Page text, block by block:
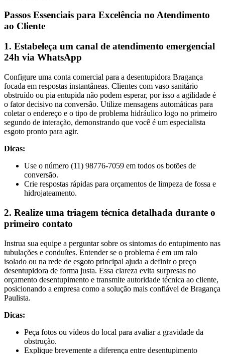
Passos Essenciais para Excelência no Atendimento
ao Cliente
1. Estabeleça um canal de atendimento emergencial
24h via WhatsApp
Configure uma conta comercial para a desentupidora Bragança
focada em respostas instantâneas. Clientes com vaso sanitário
obstruído ou pia entupida não podem esperar, por isso a agilidade é
o fator decisivo na conversão. Utilize mensagens automáticas para
coletar o endereço e o tipo de problema hidráulico logo no primeiro
segundo de interação, demonstrando que você é um especialista
esgoto pronto para agir.
Dicas:
Use o número (11) 98776-7059 em todos os botões de
conversão.
Crie respostas rápidas para orçamentos de limpeza de fossa e
hidrojateamento.
2. Realize uma triagem técnica detalhada durante o
primeiro contato
Instrua sua equipe a perguntar sobre os sintomas do entupimento nas
tubulações e conduítes. Entender se o problema é em um ralo
isolado ou na rede de esgoto principal ajuda a definir o preço
desentupidora de forma justa. Essa clareza evita surpresas no
orçamento desentupimento e transmite autoridade técnica ao cliente,
posicionando a empresa como a solução mais confiável de Bragança
Paulista.
Dicas:
Peça fotos ou vídeos do local para avaliar a gravidade da
obstrução.
Explique brevemente a diferença entre desentupimento